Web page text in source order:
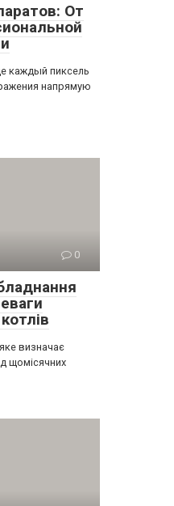
От
каждый пиксель
напрямую
0
визначає
щомісячних